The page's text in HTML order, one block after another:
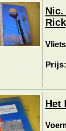
Nic.
Het